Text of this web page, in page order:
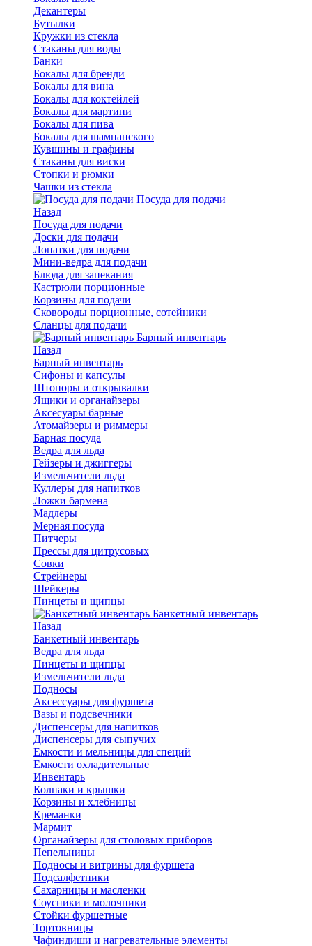
Декантеры
Бутылки
Кружки из стекла
Стаканы для воды
Банки
Бокалы для бренди
Бокалы для вина
Бокалы для коктейлей
Бокалы для мартини
Бокалы для пива
Бокалы для шампанского
Кувшины и графины
Стаканы для виски
Стопки и рюмки
Чашки из стекла
Посуда для подачи
Назад
Посуда для подачи
Доски для подачи
Лопатки для подачи
Мини-ведра для подачи
Блюда для запекания
Кастрюли порционные
Корзины для подачи
Сковороды порционные, сотейники
Сланцы для подачи
Барный инвентарь
Назад
Барный инвентарь
Сифоны и капсулы
Штопоры и открывалки
Ящики и органайзеры
Аксесуары барные
Атомайзеры и риммеры
Барная посуда
Ведра для льда
Гейзеры и джиггеры
Измельчители льда
Куллеры для напитков
Ложки бармена
Мадлеры
Мерная посуда
Питчеры
Прессы для цитрусовых
Совки
Стрейнеры
Шейкеры
Пинцеты и щипцы
Банкетный инвентарь
Назад
Банкетный инвентарь
Ведра для льда
Пинцеты и щипцы
Измельчители льда
Подносы
Аксессуары для фуршета
Вазы и подсвечники
Диспенсеры для напитков
Диспенсеры для сыпучих
Емкости и мельницы для специй
Емкости охладительные
Инвентарь
Колпаки и крышки
Корзины и хлебницы
Креманки
Мармит
Органайзеры для столовых приборов
Пепельницы
Подносы и витрины для фуршета
Подсалфетники
Сахарницы и масленки
Соусники и молочники
Стойки фуршетные
Тортовницы
Чафиндиши и нагревательные элементы